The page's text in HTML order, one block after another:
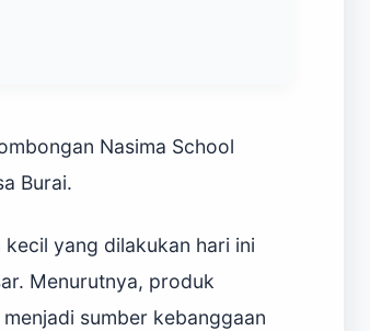
Nasima School
Burai.
yang dilakukan hari ini
Menurutnya, produk
sumber kebanggaan